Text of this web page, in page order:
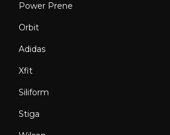
Power Prene
Orbit
Adidas
Xfit
Siliform
Stiga